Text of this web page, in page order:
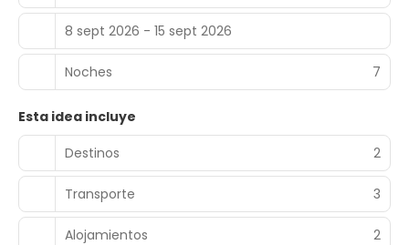
8 sept 2026 - 15 sept 2026
Noches 7
Esta idea incluye
Destinos
2
Transporte 3
Alojamientos 2